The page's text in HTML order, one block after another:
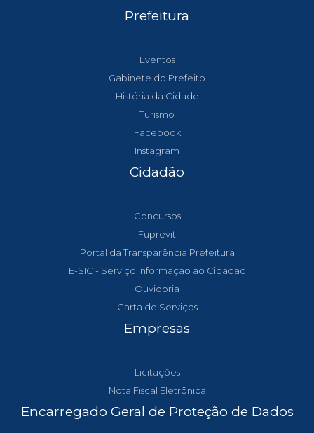
Prefeitura
Eventos
Gabinete do Prefeito
História da Cidade
Turismo
Facebook
Instagram
Cidadão
Concursos
Fuprevit
Portal da Transparência Prefeitura
E-SIC - Serviço Informação ao Cidadão
Ouvidoria
Carta de Serviços
Empresas
Licitações
Nota Fiscal Eletrônica
Encarregado Geral de Proteção de Dados